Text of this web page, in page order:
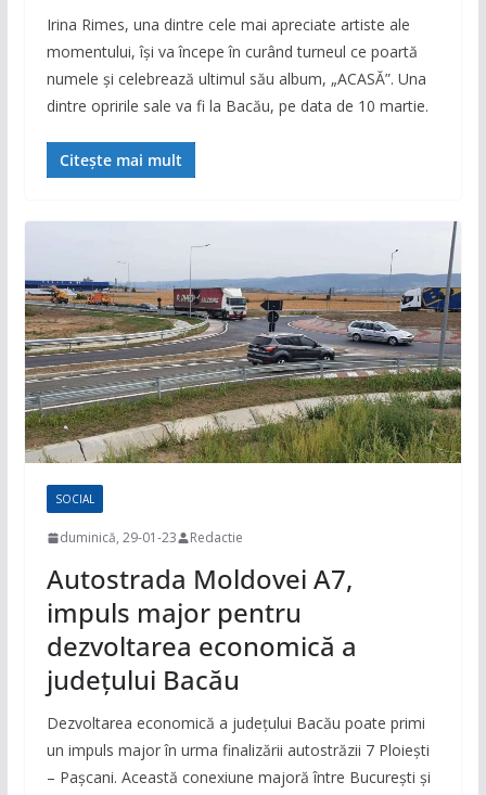
Irina Rimes, una dintre cele mai apreciate artiste ale
momentului, își va începe în curând turneul ce poartă
numele și celebrează ultimul său album, „ACASĂ”. Una
dintre opririle sale va fi la Bacău, pe data de 10 martie.
Citește mai mult
SOCIAL
duminică, 29-01-23 Redactie
Autostrada Moldovei A7,
impuls major pentru
dezvoltarea economică a
județului Bacău
Dezvoltarea economică a județului Bacău poate primi
un impuls major în urma finalizării autostrăzii 7 Ploiești
– Pașcani. Această conexiune majoră între București și